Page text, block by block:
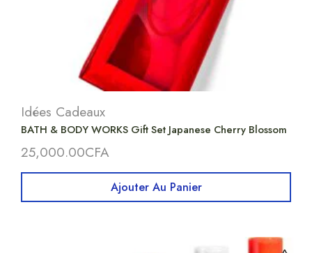
Idées Cadeaux
BATH & BODY WORKS Gift Set Japanese Cherry Blossom
25,000.00CFA
Ajouter Au Panier